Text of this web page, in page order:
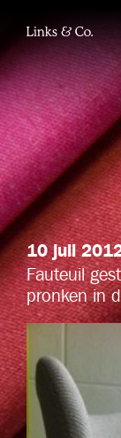
10 juli
Fauteuil
pronken in